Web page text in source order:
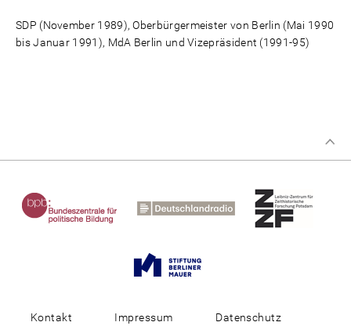
SDP (November 1989), Oberbürgermeister von Berlin (Mai 1990
bis Januar 1991), MdA Berlin und Vizepräsident (1991-95)
Kontakt Impressum Datenschutz